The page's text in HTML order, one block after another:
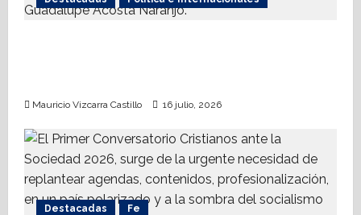
Mauricio Vizcarra Castillo 16 julio, 2026
Destacadas Fe